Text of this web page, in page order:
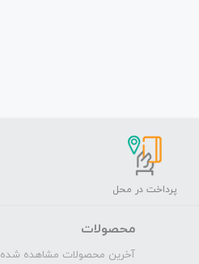
پرداخت در محل
محصولات
آخرین محصولات مشاهده شده